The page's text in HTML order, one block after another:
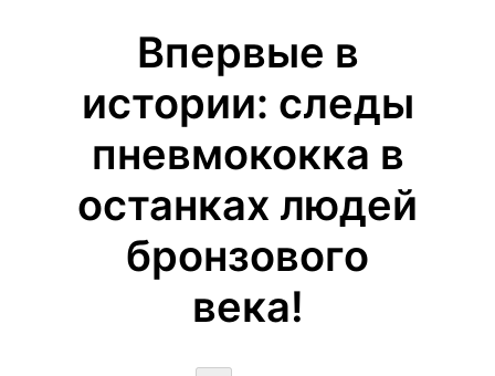
Впервые в
истории: следы
пневмококка в
останках людей
бронзового
века!